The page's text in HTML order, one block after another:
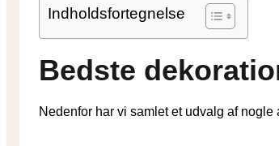
Indholdsfortegnelse
Bedste
Nedenfor har vi samlet et udvalg af